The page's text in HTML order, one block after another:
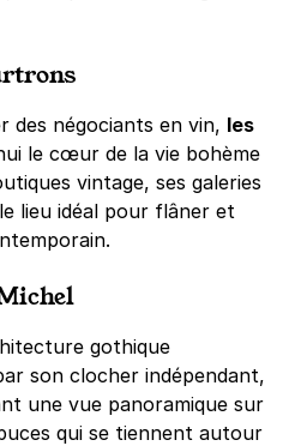
des négociants en vin, les
le cœur de la vie bohème
vintage, ses galeries
lieu idéal pour flâner et
gothique
son clocher indépendant,
une vue panoramique sur
qui se tiennent autour